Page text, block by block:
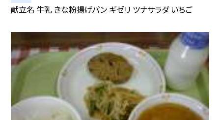
献立名 牛乳 きな粉揚げパン ギゼリ ツナサラダ いちご